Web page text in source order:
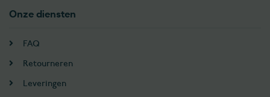
Onze diensten
FAQ
Retourneren
Leveringen